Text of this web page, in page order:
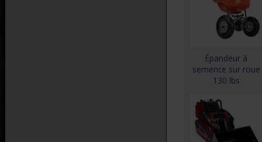
Épandeur à
semence sur roue
130 lbs